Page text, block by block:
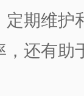
期维护
还有助